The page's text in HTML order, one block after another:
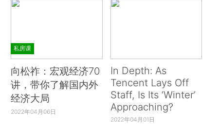
私房课
向松祚：宏观经济70
讲，带你了解国内外
经济大局
2022年04月06日
In Depth: As
Tencent Lays Off
Staff, Is Its ‘Winter’
Approaching?
2022年04月01日